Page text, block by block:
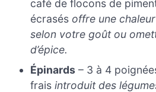
café de flocons de
écrasés offre une
selon votre goût ou
d’épice.
Épinards – 3 à 4
fraisintroduit des